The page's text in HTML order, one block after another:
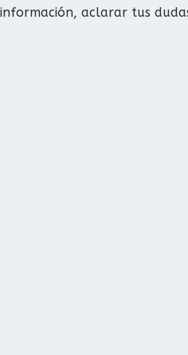
información, aclarar tus